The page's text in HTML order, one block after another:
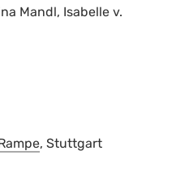
Mandl, Isabelle v.
, Stuttgart